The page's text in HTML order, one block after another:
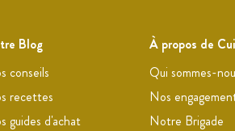
Blog
conseils
recettes
guides d'achat
À propos de
Qui sommes-
Nos
Notre Brigade